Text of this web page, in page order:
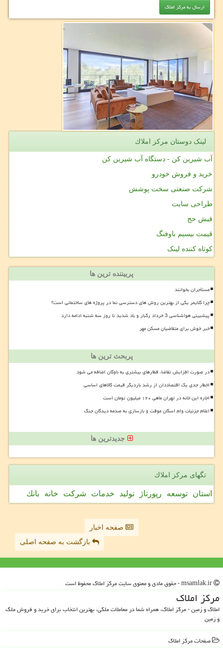
لینک دوستان مركز املاك
آب شیرین کن - دستگاه آب شیرین کن
خرید و فروش خودرو
شرکت صنعتی سخت پوشش
طراحی سایت
فیش حج
قیمت بیسیم باوفنگ
کوتاه کننده لینک
پربیننده ترین ها
مستأجران بخوانند
چرا کلایمر یکی از بهترین روش های دسترسی نما در پروژه های ساختمانی است؟
پیشبینی هواشناسی 3 خرداد رگبار و باد شدید تا روز سه شنبه ادامه دارد
خبر خوش برای متقاضیان مسکن مهر
پربحث ترین ها
در صورت افزایش تقاضا، قطارهای بیشتری به ناوگان اضافه می شود
اخطار جدی یک اقتصاددان از رشد باردیگر قیمت کالاهای اساسی
اجاره این خانه در تهران ماهی ۱۲۰ میلیون تومان است
اعلام جزئیات وام اسکان موقت و بازسازی به صدمه دیدگان جنگ
جدیدترین ها
تگهای مركز املاك
استان توسعه رپورتاژ تولید خدمات شركت خانه بانك
صفحه اخبار
بازگشت به صفحه اصلی
مركز املاك
املاک و زمین - مرکز املاک، همراه شما در معاملات ملکی، بهترین انتخاب برای خرید و فروش ملک
و زمین
صفحات مركز املاك